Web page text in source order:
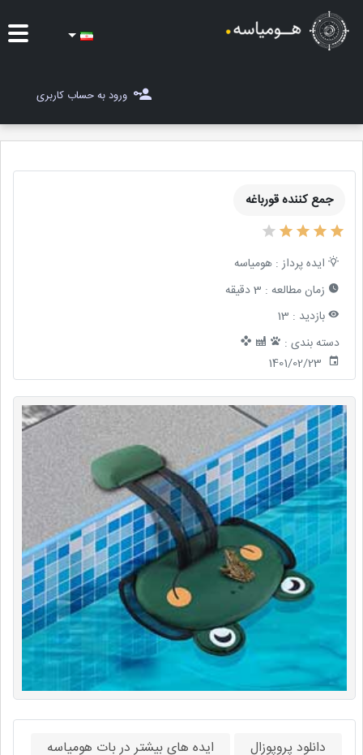
مجله هومیاسه
ورود به حساب کاربری
جمع کننده قورباغه
ایده پرداز :هومیاسه
زمان مطالعه : 3 دقیقه
بازدید : 13
دسته بندی :
1401/02/23
دانلود پروپوزال ایده های بیشتر در بات هومیاسه